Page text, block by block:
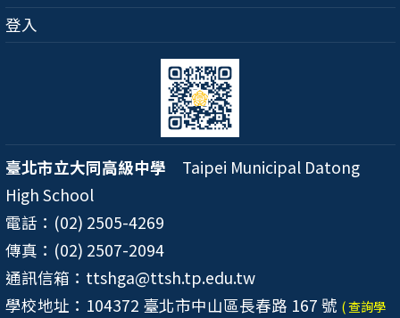
登入
臺北市立大同高級中學 Taipei Municipal Datong
High School
電話：(02) 2505-4269
傳真：(02) 2507-2094
通訊信箱：ttshga@ttsh.tp.edu.tw
學校地址：104372 臺北市中山區長春路 167 號 ( 查詢學